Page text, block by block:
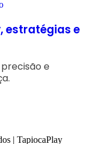
estratégias e
e
| TapiocaPlay